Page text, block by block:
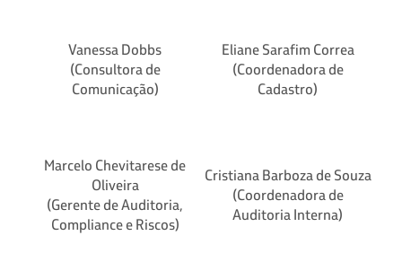
Vanessa Dobbs
(Consultora de
Comunicação)
Eliane Sarafim Correa
(Coordenadora de
Cadastro)
Marcelo Chevitarese de
Oliveira
(Gerente de Auditoria,
Compliance e Riscos)
Cristiana Barboza de Souza
(Coordenadora de
Auditoria Interna)